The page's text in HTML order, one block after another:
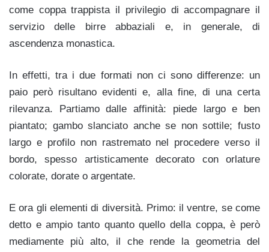
come coppa trappista il privilegio di accompagnare il
servizio delle birre abbaziali e, in generale, di
ascendenza monastica.
In effetti, tra i due formati non ci sono differenze: un
paio però risultano evidenti e, alla fine, di una certa
rilevanza. Partiamo dalle affinità: piede largo e ben
piantato; gambo slanciato anche se non sottile; fusto
largo e profilo non rastremato nel procedere verso il
bordo, spesso artisticamente decorato con orlature
colorate, dorate o argentate.
E ora gli elementi di diversità. Primo: il ventre, se come
detto e ampio tanto quanto quello della coppa, è però
mediamente più alto, il che rende la geometria del